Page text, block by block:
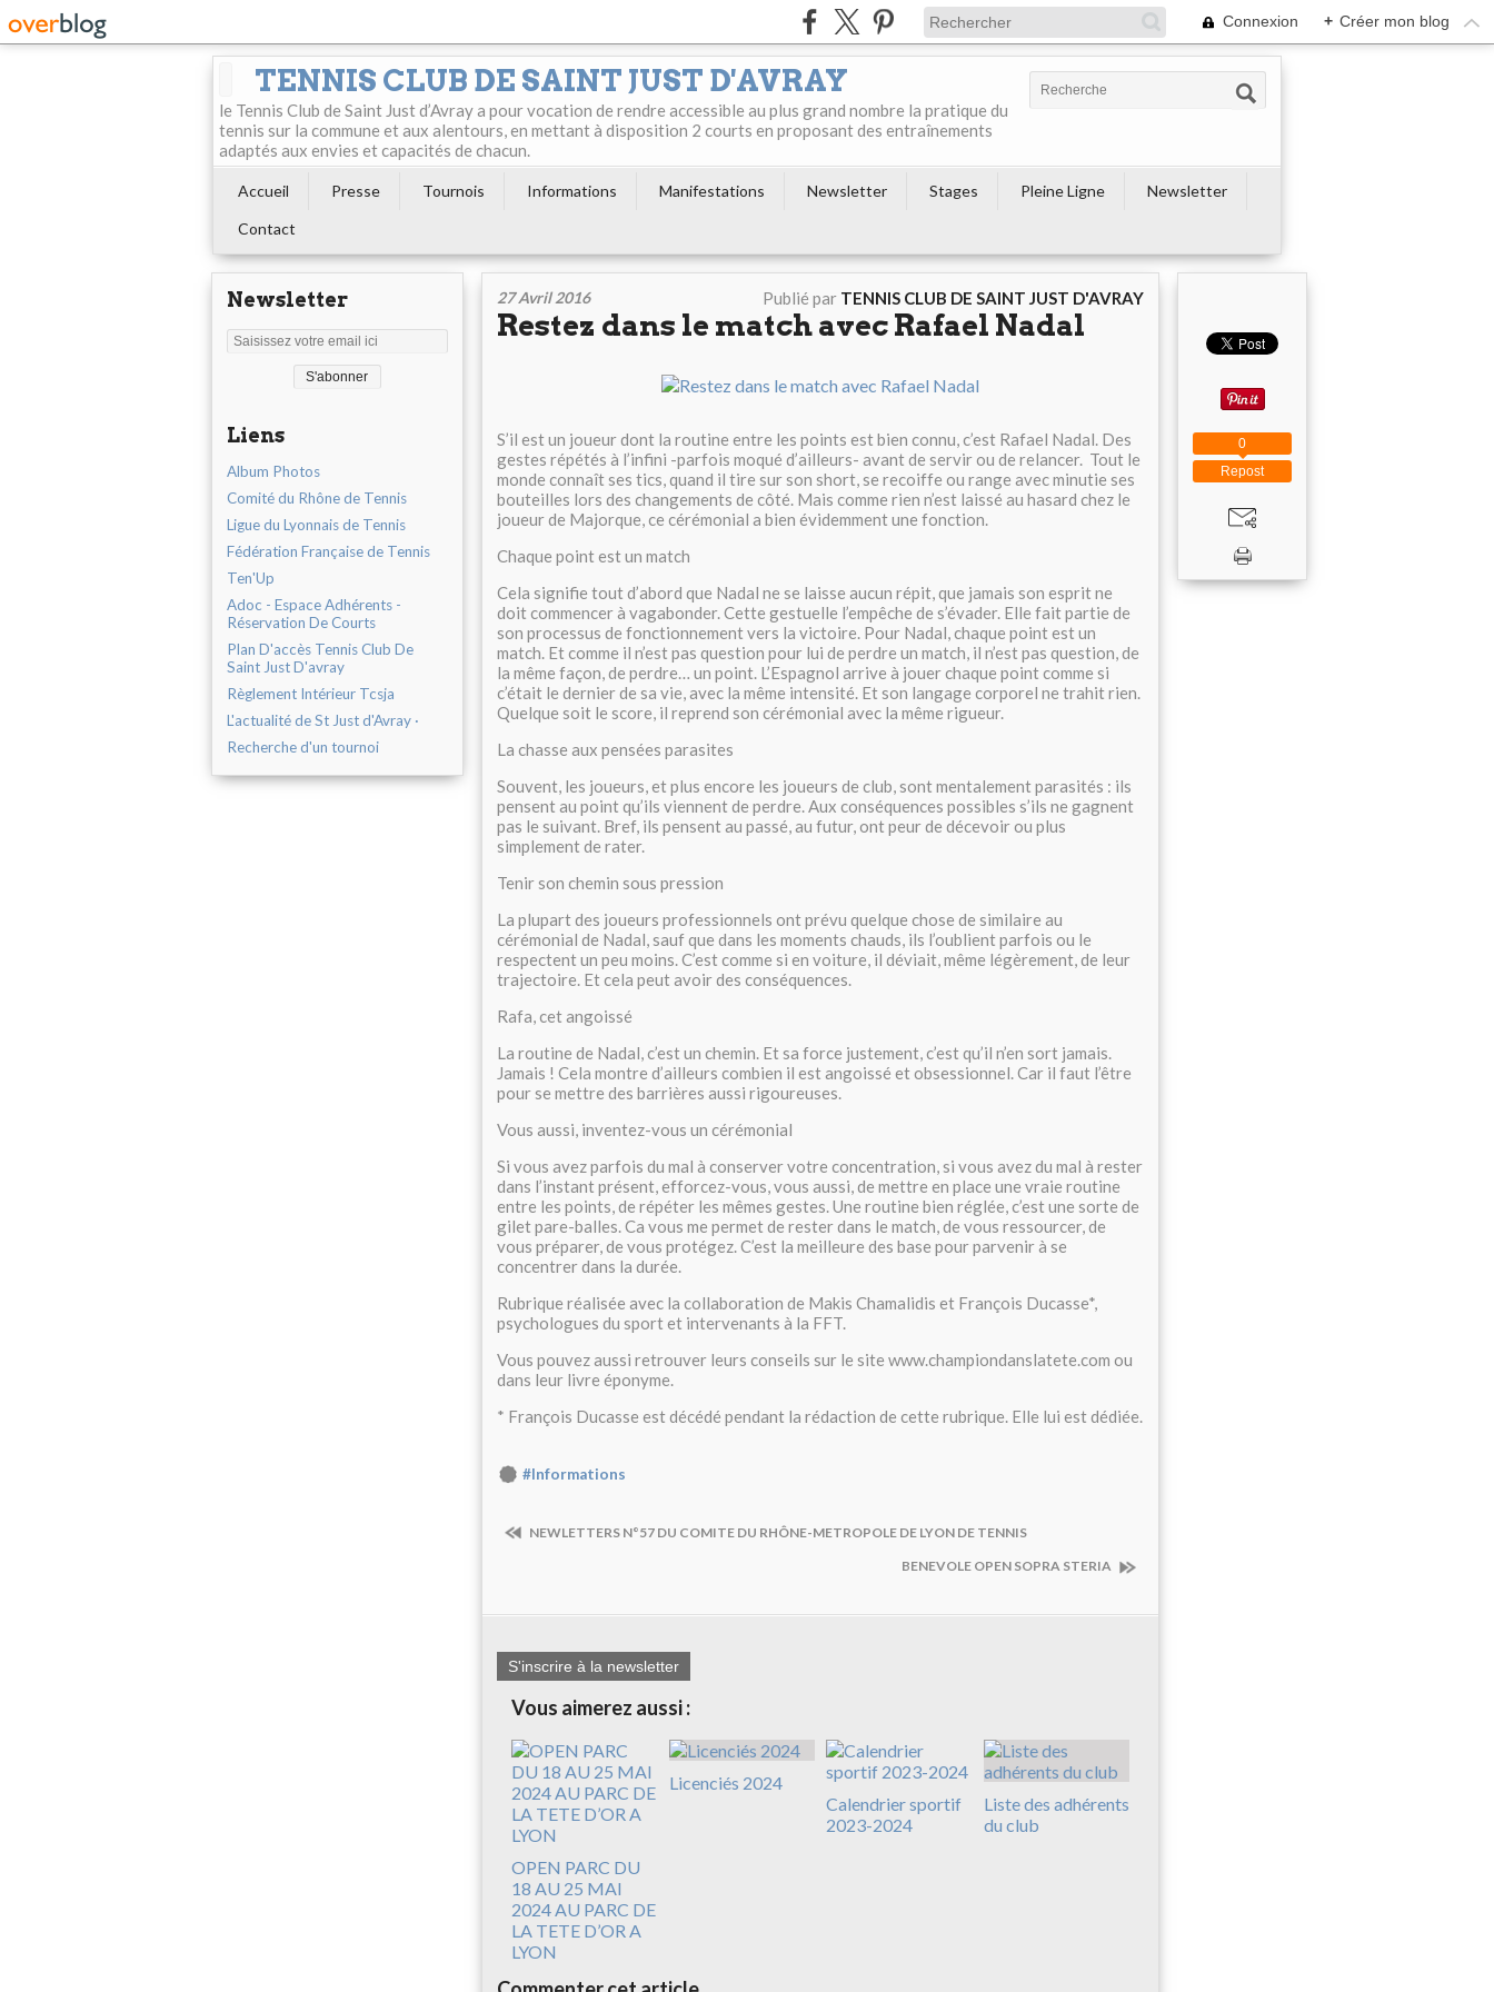
Connexion + Créer mon blog
TENNIS CLUB DE SAINT JUST D'AVRAY
le Tennis Club de Saint Just d’Avray a pour vocation de rendre accessible au plus grand nombre la pratique du
tennis sur la commune et aux alentours, en mettant à disposition 2 courts en proposant des entraînements
adaptés aux envies et capacités de chacun.
Accueil Presse Tournois Informations Manifestations Newsletter Stages Pleine Ligne
Newsletter
Contact
Newsletter
Liens
Album Photos
Comité du Rhône de Tennis
Ligue du Lyonnais de Tennis
Fédération Française de Tennis
Ten'Up
Adoc - Espace Adhérents -
Réservation De Courts
Plan D'accès Tennis Club De
Saint Just D'avray
Règlement Intérieur Tcsja
L'actualité de St Just d'Avray ·
Recherche d'un tournoi
27 Avril 2016 Publié par TENNIS CLUB DE SAINT JUST D'AVRAY
Restez dans le match avec Rafael Nadal
S’il est un joueur dont la routine entre les points est bien connu, c’est Rafael Nadal. Des
gestes répétés à l’infini -parfois moqué d’ailleurs- avant de servir ou de relancer. Tout le
monde connaît ses tics, quand il tire sur son short, se recoiffe ou range avec minutie ses
bouteilles lors des changements de côté. Mais comme rien n’est laissé au hasard chez le
joueur de Majorque, ce cérémonial a bien évidemment une fonction.
Chaque point est un match
Cela signifie tout d’abord que Nadal ne se laisse aucun répit, que jamais son esprit ne
doit commencer à vagabonder. Cette gestuelle l’empêche de s’évader. Elle fait partie de
son processus de fonctionnement vers la victoire. Pour Nadal, chaque point est un
match. Et comme il n’est pas question pour lui de perdre un match, il n’est pas question, de
la même façon, de perdre… un point. L’Espagnol arrive à jouer chaque point comme si
c’était le dernier de sa vie, avec la même intensité. Et son langage corporel ne trahit rien.
Quelque soit le score, il reprend son cérémonial avec la même rigueur.
La chasse aux pensées parasites
Souvent, les joueurs, et plus encore les joueurs de club, sont mentalement parasités : ils
pensent au point qu’ils viennent de perdre. Aux conséquences possibles s’ils ne gagnent
pas le suivant. Bref, ils pensent au passé, au futur, ont peur de décevoir ou plus
simplement de rater.
Tenir son chemin sous pression
La plupart des joueurs professionnels ont prévu quelque chose de similaire au
cérémonial de Nadal, sauf que dans les moments chauds, ils l’oublient parfois ou le
respectent un peu moins. C’est comme si en voiture, il déviait, même légèrement, de leur
trajectoire. Et cela peut avoir des conséquences.
Rafa, cet angoissé
La routine de Nadal, c’est un chemin. Et sa force justement, c’est qu’il n’en sort jamais.
Jamais ! Cela montre d’ailleurs combien il est angoissé et obsessionnel. Car il faut l’être
pour se mettre des barrières aussi rigoureuses.
Vous aussi, inventez-vous un cérémonial
Si vous avez parfois du mal à conserver votre concentration, si vous avez du mal à rester
dans l’instant présent, efforcez-vous, vous aussi, de mettre en place une vraie routine
entre les points, de répéter les mêmes gestes. Une routine bien réglée, c’est une sorte de
gilet pare-balles. Ca vous me permet de rester dans le match, de vous ressourcer, de
vous préparer, de vous protégez. C’est la meilleure des base pour parvenir à se
concentrer dans la durée.
Rubrique réalisée avec la collaboration de Makis Chamalidis et François Ducasse*,
psychologues du sport et intervenants à la FFT.
Vous pouvez aussi retrouver leurs conseils sur le site www.championdanslatete.com ou
dans leur livre éponyme.
* François Ducasse est décédé pendant la rédaction de cette rubrique. Elle lui est dédiée.
#Informations
NEWLETTERS N°57 DU COMITE DU RHÔNE-METROPOLE DE LYON DE TENNIS
BENEVOLE OPEN SOPRA STERIA
S'inscrire à la newsletter
Vous aimerez aussi :
OPEN PARC DU
18 AU 25 MAI
2024 AU PARC DE
LA TETE D’OR A
LYON
Licenciés 2024
Calendrier sportif
2023-2024
Liste des adhérents
du club
Repost
0